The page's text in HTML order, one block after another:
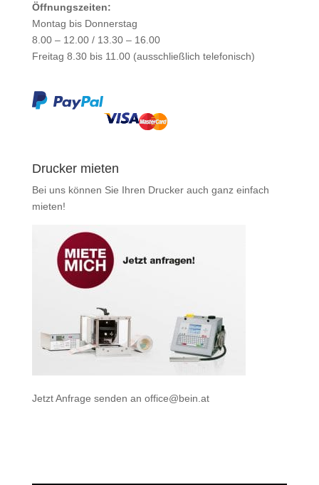
Öffnungszeiten:
Montag bis Donnerstag
8.00 – 12.00 / 13.30 – 16.00
Freitag 8.30 bis 11.00 (ausschließlich telefonisch)
Drucker mieten
Bei uns können Sie Ihren Drucker auch ganz einfach
mieten!
Jetzt Anfrage senden an office@bein.at